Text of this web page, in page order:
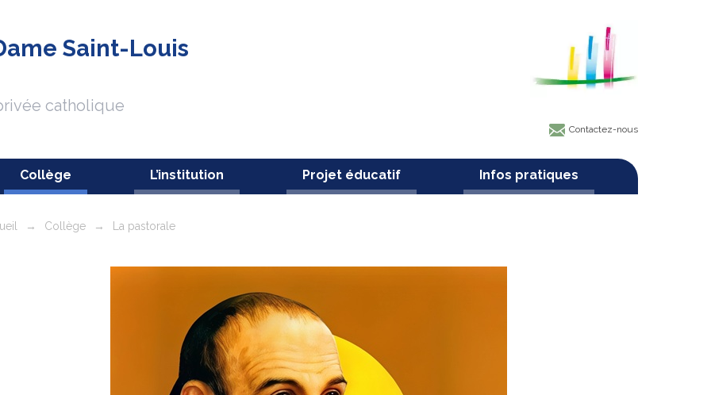
Saint-Louis
catholique
Collège L’institution Projet éducatif Infos pratiques
Contactez-nous
→ Collège → La pastorale